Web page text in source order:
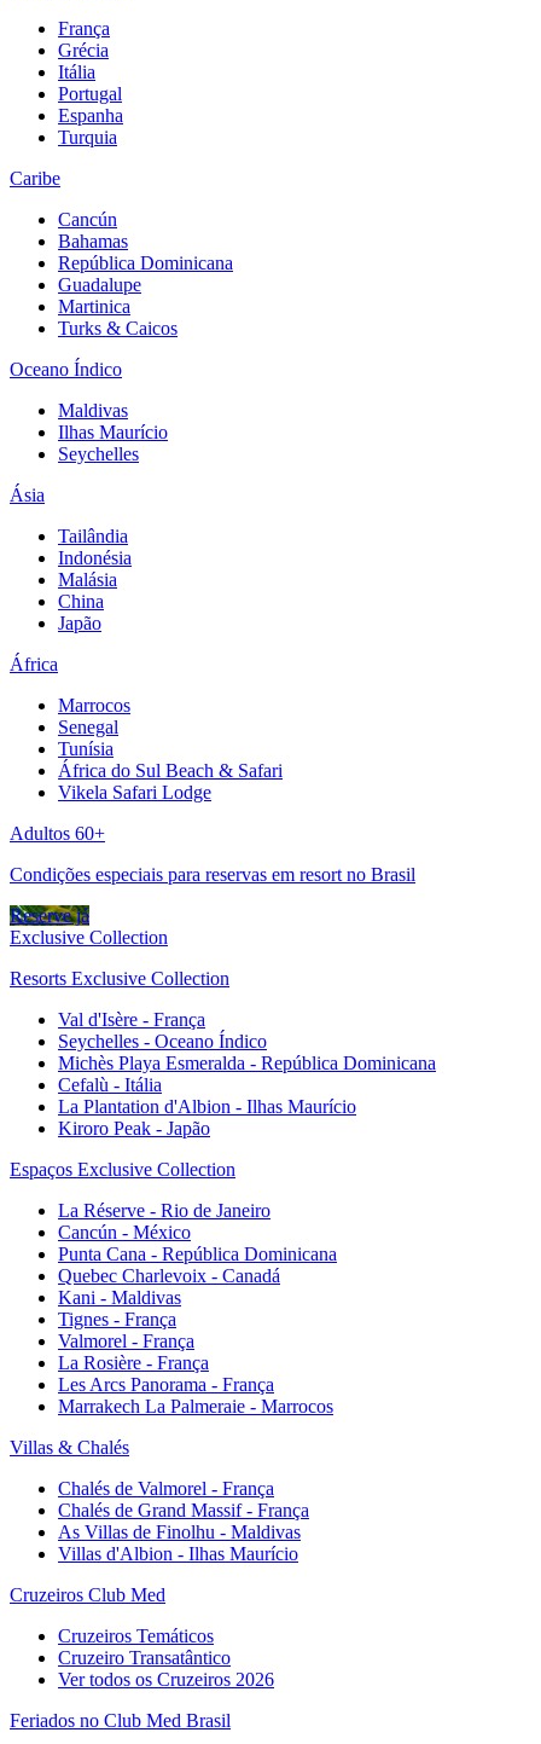
França
Grécia
Itália
Portugal
Espanha
Turquia
Caribe
Cancún
Bahamas
República Dominicana
Guadalupe
Martinica
Turks & Caicos
Oceano Índico
Maldivas
Ilhas Maurício
Seychelles
Ásia
Tailândia
Indonésia
Malásia
China
Japão
África
Marrocos
Senegal
Tunísia
África do Sul Beach & Safari
Vikela Safari Lodge
Adultos 60+
Condições especiais para reservas em resort no Brasil
Reserve já
Exclusive Collection
Resorts Exclusive Collection
Val d'Isère - França
Seychelles - Oceano Índico
Michès Playa Esmeralda - República Dominicana
Cefalù - Itália
La Plantation d'Albion - Ilhas Maurício
Kiroro Peak - Japão
Espaços Exclusive Collection
La Réserve - Rio de Janeiro
Cancún - México
Punta Cana - República Dominicana
Quebec Charlevoix - Canadá
Kani - Maldivas
Tignes - França
Valmorel - França
La Rosière - França
Les Arcs Panorama - França
Marrakech La Palmeraie - Marrocos
Villas & Chalés
Chalés de Valmorel - França
Chalés de Grand Massif - França
As Villas de Finolhu - Maldivas
Villas d'Albion - Ilhas Maurício
Cruzeiros Club Med
Cruzeiros Temáticos
Cruzeiro Transatântico
Ver todos os Cruzeiros 2026
Feriados no Club Med Brasil